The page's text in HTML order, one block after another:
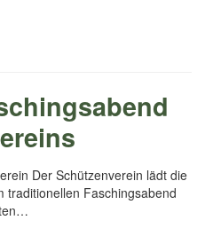
Der Schützenverein lädt die
traditionellen Faschingsabend